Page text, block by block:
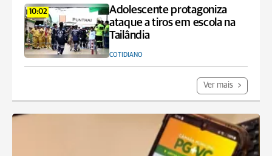
10:02
Adolescente protagoniza
ataque a tiros em escola na
Tailândia
COTIDIANO
Ver mais